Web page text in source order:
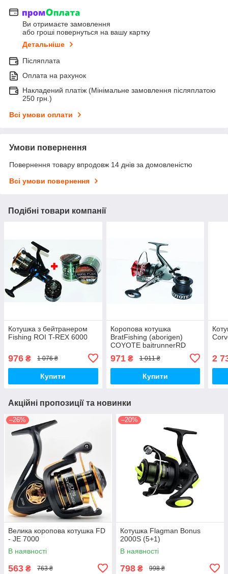
Ви отримаєте замовлення
або гроші повернуться на вашу картку
Детальніше
Післяплата
Оплата на рахунок
Накладений платіж (Мінімальне замовлення післяплатою
250 грн.)
Всі умови оплати
Умови повернення
Повернення товару впродовж 14 днів за домовленістю
Всі умови повернення
Подібні товари компанії
Котушка з бейтранером
Fishing ROI T-REX 6000
976 ₴ 1 076 ₴
Купити
Коропова котушка
BratFishing (aborigen)
COYOTE baitrunnerRD
971₴ 1 011 ₴
Купити
2
Акційні пропозиції та новинки
–26%
Велика коропова котушка FD
- JE 7000
В наявності
563 ₴ 763 ₴
–20%
Котушка Flagman Bonus
2000S (5+1)
В наявності
798 ₴ 998 ₴